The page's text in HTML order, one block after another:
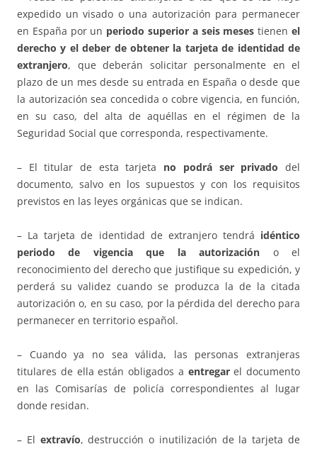
expedido un visado o una autorización para permanecer
en España por un periodo superior a seis meses tienenel
derecho y el deber de obtener la tarjeta de identidad de
extranjero, que deberán solicitar personalmente en el
plazo de un mes desde su entrada en España o desde que
la autorización sea concedida o cobre vigencia, en función,
en su caso, del alta de aquéllas en el régimen de la
Seguridad Social que corresponda, respectivamente.
– El titular de esta tarjeta no podrá ser privado del
documento, salvo en los supuestos y con los requisitos
previstos en las leyes orgánicas que se indican.
– La tarjeta de identidad de extranjero tendrá idéntico
periodo de vigencia que la autorización o el
reconocimiento del derecho que justifique su expedición, y
perderá su validez cuando se produzca la de la citada
autorización o, en su caso, por la pérdida del derecho para
permanecer en territorio español.
– Cuando ya no sea válida, las personas extranjeras
titulares de ella están obligados a entregarel documento
en las Comisarías de policía correspondientes al lugar
donde residan.
– El extravío, destrucción o inutilización de la tarjeta de